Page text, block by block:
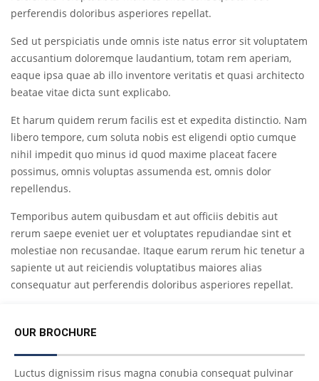
perferendis doloribus asperiores repellat.
Sed ut perspiciatis unde omnis iste natus error sit voluptatem
accusantium doloremque laudantium, totam rem aperiam,
eaque ipsa quae ab illo inventore veritatis et quasi architecto
beatae vitae dicta sunt explicabo.
Et harum quidem rerum facilis est et expedita distinctio. Nam
libero tempore, cum soluta nobis est eligendi optio cumque
nihil impedit quo minus id quod maxime placeat facere
possimus, omnis voluptas assumenda est, omnis dolor
repellendus.
Temporibus autem quibusdam et aut officiis debitis aut
rerum saepe eveniet uer et voluptates repudiandae sint et
molestiae non recusandae. Itaque earum rerum hic tenetur a
sapiente ut aut reiciendis voluptatibus maiores alias
consequatur aut perferendis doloribus asperiores repellat.
OUR BROCHURE
Luctus dignissim risus magna conubia consequat pulvinar